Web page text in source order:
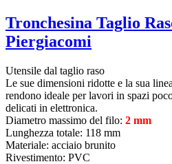
Tronchesina Taglio
Piergiacomi
Utensile dal taglio raso
Le sue dimensioni ridotte e la sua
rendono ideale per lavori in spazi
delicati in elettronica.
Diametro massimo del filo: 2 mm
Lunghezza totale: 118 mm
Materiale: acciaio brunito
Rivestimento: PVC